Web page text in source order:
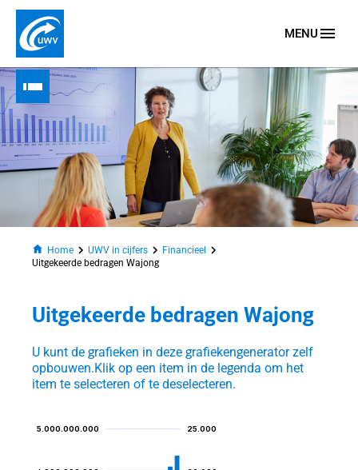
Naar homepage
MENU
Home UWV in cijfers
Financieel
Uitgekeerde bedragen Wajong
Uitgekeerde bedragen Wajong
U kunt de grafieken in deze grafiekengenerator zelf
opbouwen.Klik op een item in de legenda om het
item te selecteren of te deselecteren.
5.000.000.000 25.000